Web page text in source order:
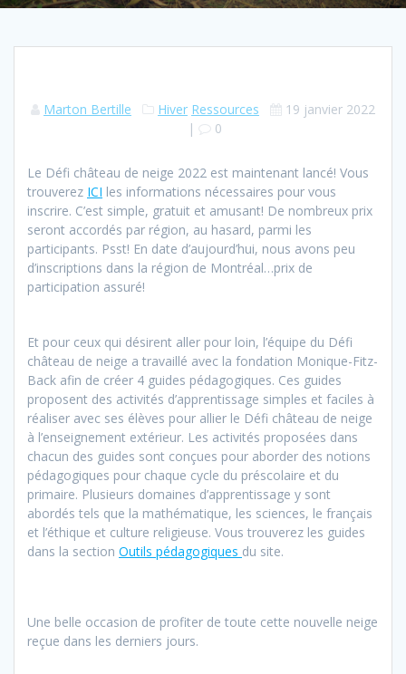
Marton Bertille Hiver Ressources
19 janvier 2022
|
0
Le Défi château de neige 2022 est maintenant lancé! Vous
trouverez ICI les informations nécessaires pour vous
inscrire. C’est simple, gratuit et amusant! De nombreux prix
seront accordés par région, au hasard, parmi les
participants. Psst! En date d’aujourd’hui, nous avons peu
d’inscriptions dans la région de Montréal…prix de
participation assuré!
Et pour ceux qui désirent aller pour loin, l’équipe du Défi
château de neige a travaillé avec la fondation Monique-Fitz-
Back afin de créer 4 guides pédagogiques. Ces guides
proposent des activités d’apprentissage simples et faciles à
réaliser avec ses élèves pour allier le Défi château de neige
à l’enseignement extérieur. Les activités proposées dans
chacun des guides sont conçues pour aborder des notions
pédagogiques pour chaque cycle du préscolaire et du
primaire. Plusieurs domaines d’apprentissage y sont
abordés tels que la mathématique, les sciences, le français
et l’éthique et culture religieuse. Vous trouverez les guides
dans la section Outils pédagogiques du site.
Une belle occasion de profiter de toute cette nouvelle neige
reçue dans les derniers jours.